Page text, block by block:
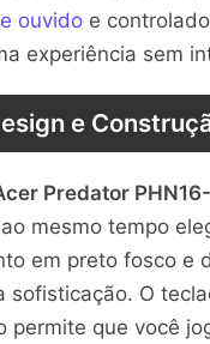
ouvidoe
experiência sem
e
Predator
mesmo tempo
em preto fosco e
sofisticação. O
permite que você